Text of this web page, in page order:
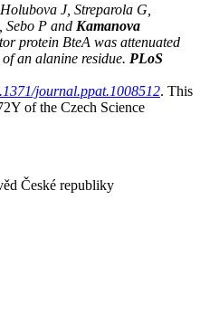
J, Streparola G,
Sebo P and Kamanova
protein BteA was attenuated
an alanine residue. PLoS
journal.ppat.1008512. This
of the Czech Science
České republiky